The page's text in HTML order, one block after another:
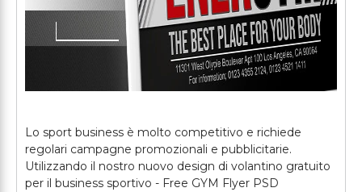
Lo sport business è molto competitivo e richiede
regolari campagne promozionali e pubblicitarie.
Utilizzando il nostro nuovo design di volantino gratuito
per il business sportivo - Free GYM Flyer PSD